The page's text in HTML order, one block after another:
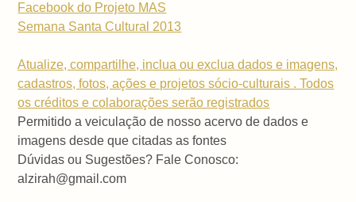
Facebook do Projeto MAS
Semana Santa Cultural 2013
Atualize, compartilhe, inclua ou exclua dados e imagens,
cadastros, fotos, ações e projetos sócio-culturais . Todos
os créditos e colaborações serão registrados
Permitido a veiculação de nosso acervo de dados e
imagens desde que citadas as fontes
Dúvidas ou Sugestões? Fale Conosco:
alzirah@gmail.com